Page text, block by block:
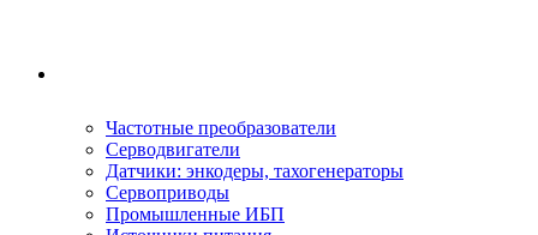
Частотные преобразователи
Серводвигатели
Датчики: энкодеры, тахогенераторы
Сервоприводы
Промышленные ИБП